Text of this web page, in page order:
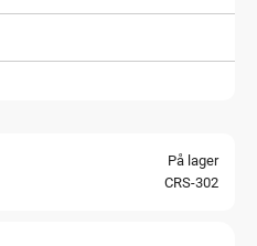
På lager
CRS-302